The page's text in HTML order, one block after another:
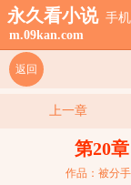
永久看小说 手
m.09kan.com
返回
上一章
第20
作品：被分